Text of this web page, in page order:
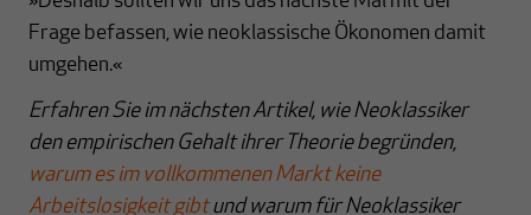
Frage befassen, wie neoklassische Ökonomen damit
umgehen.«
Erfahren Sie im nächsten Artikel, wie Neoklassiker
den empirischen Gehalt ihrer Theorie begründen,
warum es im vollkommenen Markt keine
Arbeitslosigkeit gibtund warum für Neoklassiker